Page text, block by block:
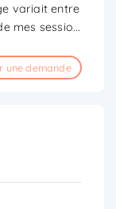
variait entre
mes sessio...
une demande